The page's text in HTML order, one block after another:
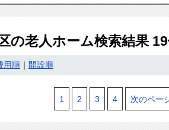
の老人ホーム検索結果 19
用順 開設順
1 2 3 4 次のペー